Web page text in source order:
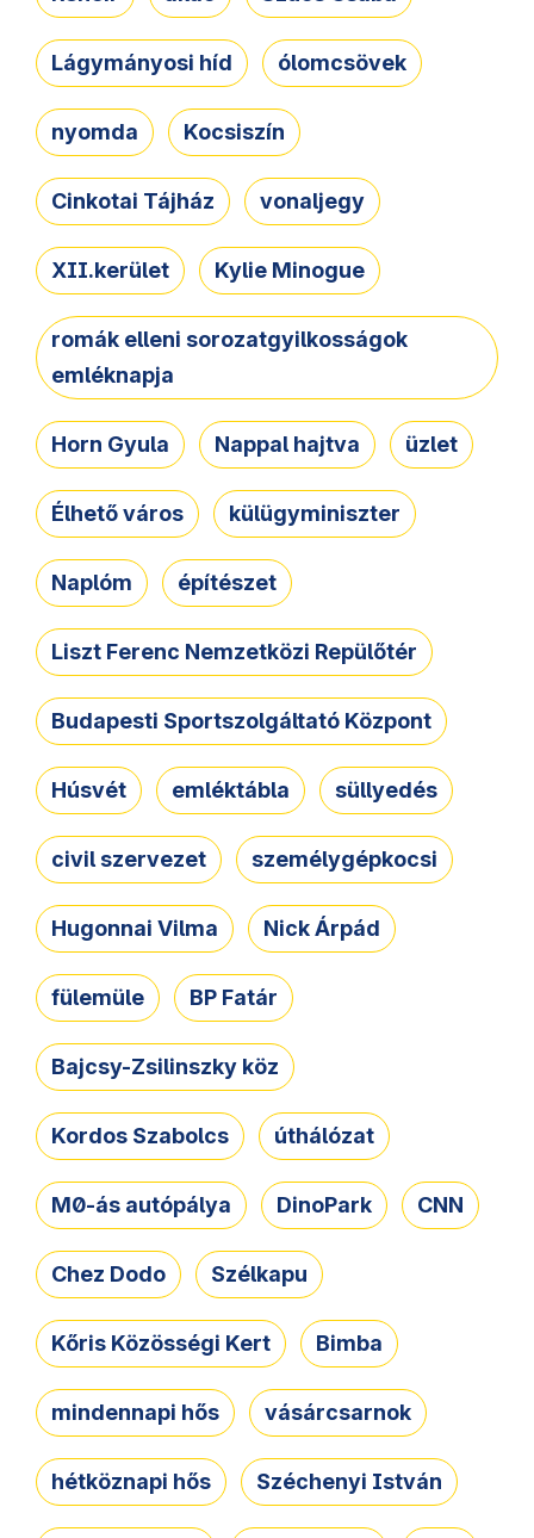
Lágymányosi híd ólomcsövek
nyomda Kocsiszín
Cinkotai Tájház vonaljegy
XII.kerület Kylie Minogue
romák elleni sorozatgyilkosságok
emléknapja
Horn Gyula Nappal hajtva üzlet
Élhető város külügyminiszter
Naplóm építészet
Liszt Ferenc Nemzetközi Repülőtér
Budapesti Sportszolgáltató Központ
Húsvét emléktábla süllyedés
civil szervezet személygépkocsi
Hugonnai Vilma Nick Árpád
fülemüle BP Fatár
Bajcsy-Zsilinszky köz
Kordos Szabolcs úthálózat
M0-ás autópálya DinoPark CNN
Chez Dodo Szélkapu
Kőris Közösségi Kert Bimba
mindennapi hős vásárcsarnok
hétköznapi hős Széchenyi István